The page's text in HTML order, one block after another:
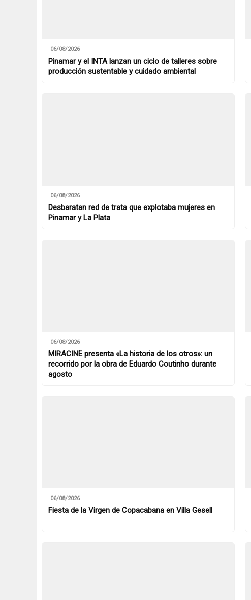
06/08/2026
Pinamar y el INTA lanzan un ciclo de talleres sobre
producción sustentable y cuidado ambiental
06/08/2026
Desbaratan red de trata que explotaba mujeres en
Pinamar y La Plata
06/08/2026
MIRACINE presenta «La historia de los otros»: un
recorrido por la obra de Eduardo Coutinho durante
agosto
06/08/2026
Fiesta de la Virgen de Copacabana en Villa Gesell